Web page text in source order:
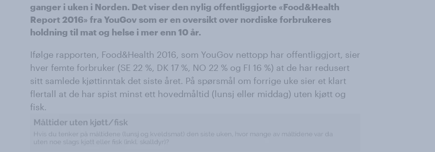
ganger i uken i Norden. Det viser den nylig offentliggjorte «Food&Health
Report 2016» fra YouGov som er en oversikt over nordiske forbrukeres
holdning til mat og helse i mer enn 10 år.
Ifølge rapporten, Food&Health 2016, som YouGov nettopp har offentliggjort, sier
hver femte forbruker (SE 22 %, DK 17 %, NO 22 % og FI 16 %) at de har redusert
sitt samlede kjøttinntak det siste året. På spørsmål om forrige uke sier et klart
flertall at de har spist minst ett hovedmåltid (lunsj eller middag) uten kjøtt og
fisk.